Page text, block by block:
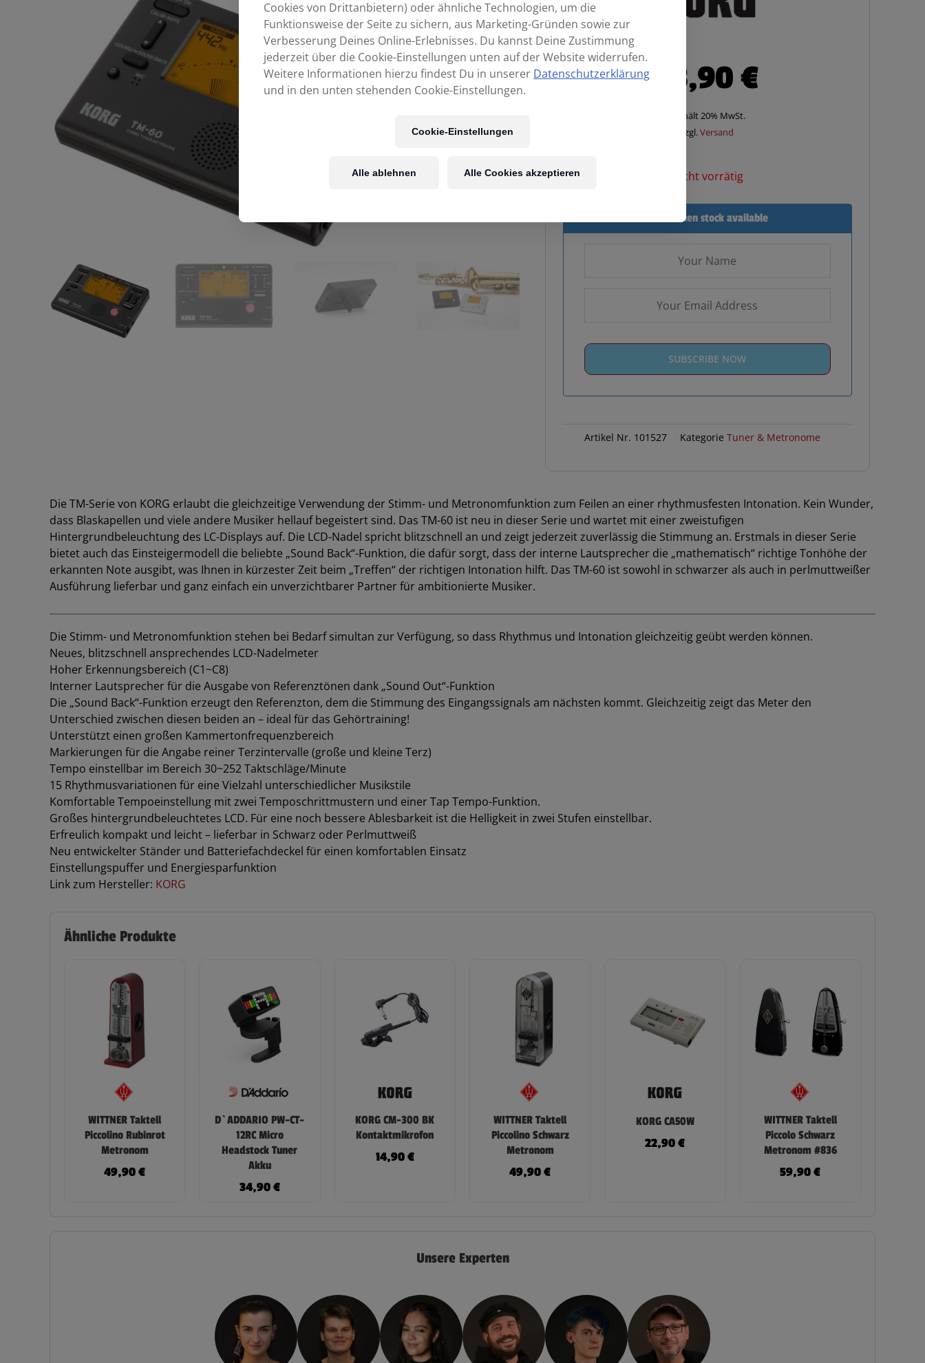
33,90 €
Enthält 20% MwSt.
zzgl.Versand
Nicht vorrätig
Email when stock available
Artikel Nr. 101527 Kategorie Tuner & Metronome
Die TM-Serie von KORG erlaubt die gleichzeitige Verwendung der Stimm- und Metronomfunktion zum Feilen an einer rhythmusfesten Intonation. Kein Wunder,
dass Blaskapellen und viele andere Musiker hellauf begeistert sind. Das TM-60 ist neu in dieser Serie und wartet mit einer zweistufigen
Hintergrundbeleuchtung des LC-Displays auf. Die LCD-Nadel spricht blitzschnell an und zeigt jederzeit zuverlässig die Stimmung an. Erstmals in dieser Serie
bietet auch das Einsteigermodell die beliebte „Sound Back“-Funktion, die dafür sorgt, dass der interne Lautsprecher die „mathematisch“ richtige Tonhöhe der
erkannten Note ausgibt, was Ihnen in kürzester Zeit beim „Treffen“ der richtigen Intonation hilft. Das TM-60 ist sowohl in schwarzer als auch in perlmuttweißer
Ausführung lieferbar und ganz einfach ein unverzichtbarer Partner für ambitionierte Musiker.
Die Stimm- und Metronomfunktion stehen bei Bedarf simultan zur Verfügung, so dass Rhythmus und Intonation gleichzeitig geübt werden können.
Neues, blitzschnell ansprechendes LCD-Nadelmeter
Hoher Erkennungsbereich (C1~C8)
Interner Lautsprecher für die Ausgabe von Referenztönen dank „Sound Out“-Funktion
Die „Sound Back“-Funktion erzeugt den Referenzton, dem die Stimmung des Eingangssignals am nächsten kommt. Gleichzeitig zeigt das Meter den
Unterschied zwischen diesen beiden an – ideal für das Gehörtraining!
Unterstützt einen großen Kammertonfrequenzbereich
Markierungen für die Angabe reiner Terzintervalle (große und kleine Terz)
Tempo einstellbar im Bereich 30~252 Taktschläge/Minute
15 Rhythmusvariationen für eine Vielzahl unterschiedlicher Musikstile
Komfortable Tempoeinstellung mit zwei Temposchrittmustern und einer Tap Tempo-Funktion.
Großes hintergrundbeleuchtetes LCD. Für eine noch bessere Ablesbarkeit ist die Helligkeit in zwei Stufen einstellbar.
Erfreulich kompakt und leicht – lieferbar in Schwarz oder Perlmuttweiß
Neu entwickelter Ständer und Batteriefachdeckel für einen komfortablen Einsatz
Einstellungspuffer und Energiesparfunktion
Link zum Hersteller: KORG
Ähnliche Produkte
WITTNER Taktell
Piccolino Rubinrot
Metronom
49,90€
D`ADDARIO PW-CT-
12RC Micro
Headstock Tuner
Akku
34,90€
KORG CM-300 BK
Kontaktmikrofon
14,90€
WITTNER Taktell
Piccolino Schwarz
Metronom
49,90€
KORG CA50W
22,90€
WITTNER Taktell
Piccolo Schwarz
Metronom #836
59,90€
Unsere Experten
Cookies von Drittanbietern) oder ähnliche Technologien, um die
Funktionsweise der Seite zu sichern, aus Marketing-Gründen sowie zur
Verbesserung Deines Online-Erlebnisses. Du kannst Deine Zustimmung
jederzeit über die Cookie-Einstellungen unten auf der Website widerrufen.
Weitere Informationen hierzu findest Du in unserer Datenschutzerklärung
und in den unten stehenden Cookie-Einstellungen.
Cookie-Einstellungen
Alle ablehnen Alle Cookies akzeptieren